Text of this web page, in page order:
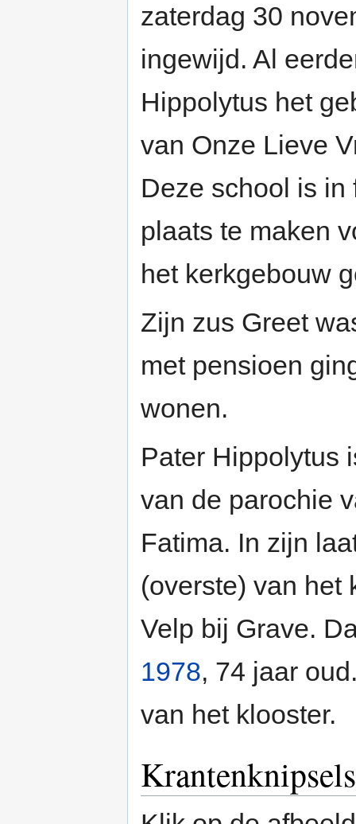
zaterdag 30
ingewijd. Al
Hippolytus het
van Onze Lieve
Deze school is
plaats te maken
het kerkgebouw
Zijn zus Greet
met pensioen
wonen.
Pater Hippolytus
van de parochie
Fatima. In zijn
(overste) van het
Velp bij Grave.
1978, 74 jaar
van het klooster.
Krantenknipsels